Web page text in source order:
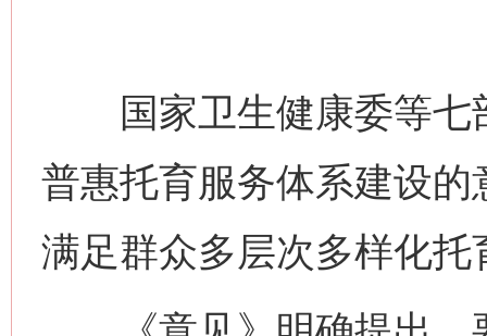
国家卫生健康委等七
普惠托育服务体系建设
满足群众多层次多样化托